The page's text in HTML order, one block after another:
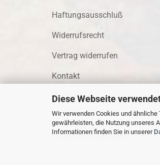
Diese Webseite
Wir verwenden Cookies und
gewährleisten, die Nutzung unseres
Informationen finden Sie in unserer
Haftungsausschluß
Widerrufsrecht
Vertrag widerrufen
Kontakt
Kontakt
AGB
Cookie Einstellungen